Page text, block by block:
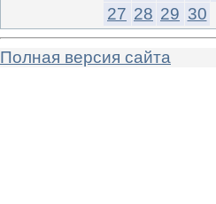
27 28 29 30
Полная версия сайта